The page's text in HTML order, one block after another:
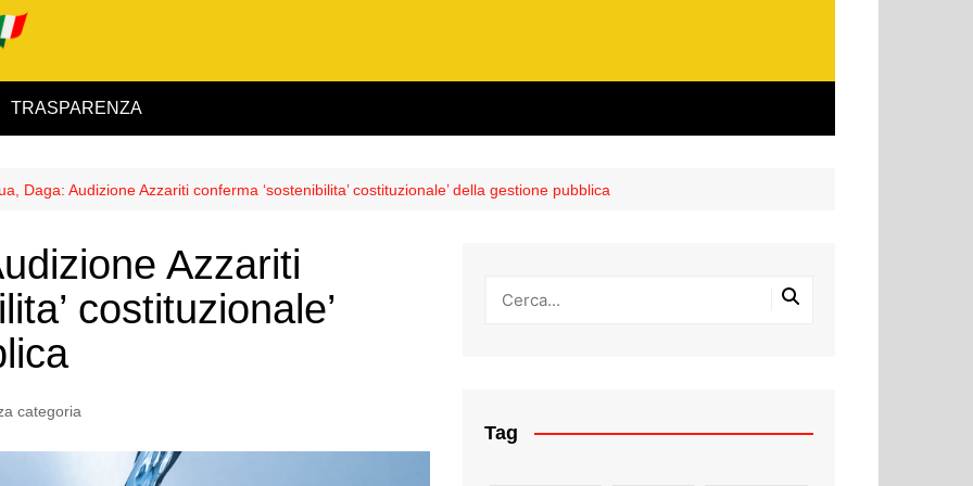
TRASPARENZA
Daga: Audizione Azzariti conferma ‘sostenibilita’ costituzionale’ della gestione pubblica
Azzariti
costituzionale’
categoria
Tag